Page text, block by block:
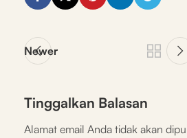
Newer
Tinggalkan Balasan
Alamat email Anda tidak akan